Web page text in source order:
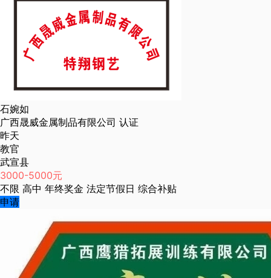
石婉如
广西晟威金属制品有限公司 认证
昨天
教官
武宣县
3000-5000元
不限 高中 年终奖金 法定节假日 综合补贴
申请